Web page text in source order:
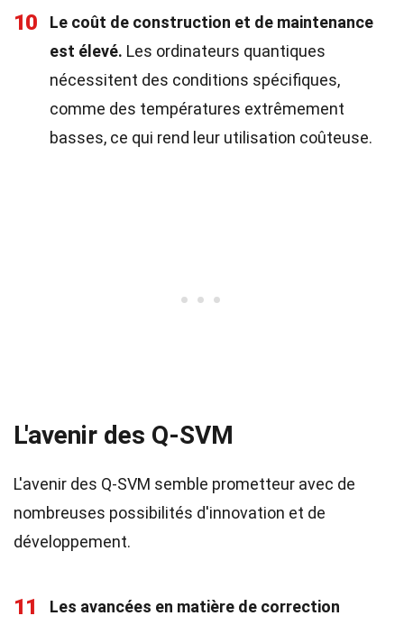
10
Le coût de construction et de maintenance
est élevé. Les ordinateurs quantiques
nécessitent des conditions spécifiques,
comme des températures extrêmement
basses, ce qui rend leur utilisation coûteuse.
L'avenir des Q-SVM
L'avenir des Q-SVM semble prometteur avec de
nombreuses possibilités d'innovation et de
développement.
11
Les avancées en matière de correction